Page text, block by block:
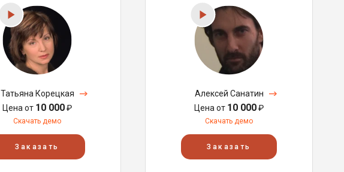
Татьяна Корецкая
Цена от 10 000₽
Скачать демо
Заказать
Алексей Санатин
Цена от 10 000₽
Скачать демо
Заказать